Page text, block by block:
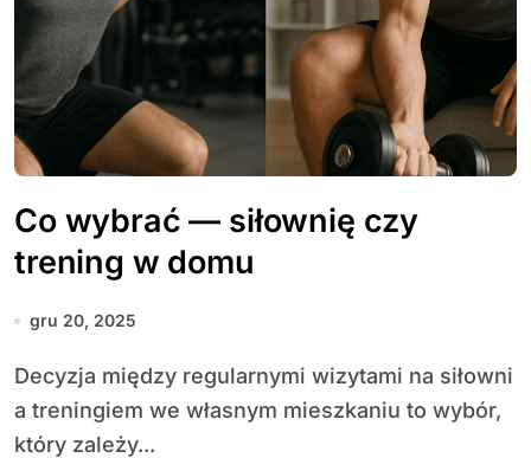
Co wybrać — siłownię czy
trening w domu
gru 20, 2025
Decyzja między regularnymi wizytami na siłowni
a treningiem we własnym mieszkaniu to wybór,
który zależy...